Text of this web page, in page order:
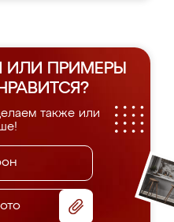
ИЛИ ПРИМЕРЫ
также или